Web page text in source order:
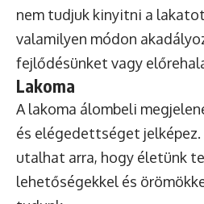
nem tudjuk kinyitni a
valamilyen módon
fejlődésünket vagy
Lakoma
A lakoma álombeli
és elégedettséget jelképez.
utalhat arra, hogy életünk
lehetőségekkel és